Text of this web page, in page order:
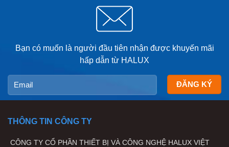
Bạn có muốn là người đầu tiên nhận được khuyến mãi
hấp dẫn từ HALUX
THÔNG TIN CÔNG TY
CÔNG TY CỔ PHẦN THIẾT BỊ VÀ CÔNG NGHỆ HALUX VIỆT